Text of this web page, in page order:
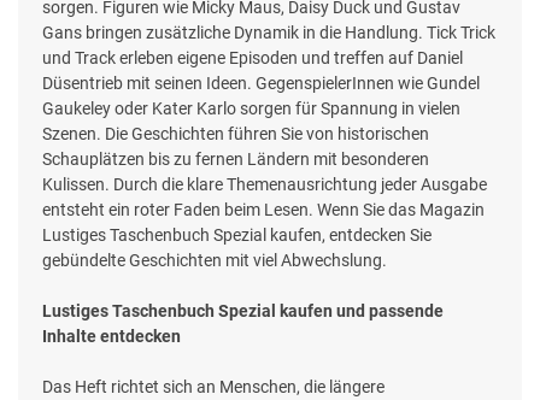
sorgen. Figuren wie Micky Maus, Daisy Duck und Gustav
Gans bringen zusätzliche Dynamik in die Handlung. Tick Trick
und Track erleben eigene Episoden und treffen auf Daniel
Düsentrieb mit seinen Ideen. GegenspielerInnen wie Gundel
Gaukeley oder Kater Karlo sorgen für Spannung in vielen
Szenen. Die Geschichten führen Sie von historischen
Schauplätzen bis zu fernen Ländern mit besonderen
Kulissen. Durch die klare Themenausrichtung jeder Ausgabe
entsteht ein roter Faden beim Lesen. Wenn Sie das Magazin
Lustiges Taschenbuch Spezial kaufen, entdecken Sie
gebündelte Geschichten mit viel Abwechslung.
Lustiges Taschenbuch Spezial kaufen und passende
Inhalte entdecken
Das Heft richtet sich an Menschen, die längere